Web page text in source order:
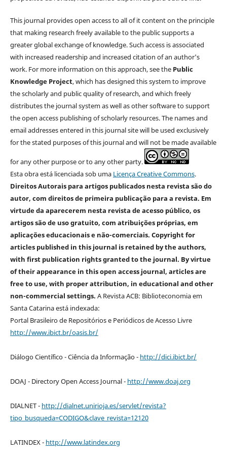
This journal provides open access to all of it content on the principle
that making research freely available to the public supports a
greater global exchange of knowledge. Such access is associated
with increased readership and increased citation of an author's
work. For more information on this approach, see the Public
Knowledge Project, which has designed this system to improve
the scholarly and public quality of research, and which freely
distributes the journal system as well as other software to support
the open access publishing of scholarly resources. The names and
email addresses entered in this journal site will be used exclusively
for the stated purposes of this journal and will not be made available
for any other purpose or to any other party.
Esta obra está licenciada sob uma Licença Creative Commons.
Direitos Autorais para artigos publicados nesta revista são do
autor, com direitos de primeira publicação para a revista. Em
virtude da aparecerem nesta revista de acesso público, os
artigos são de uso gratuito, com atribuições próprias, em
aplicações educacionais e não-comerciais. Copyright for
articles published in this journal is retained by the authors,
with first publication rights granted to the journal. By virtue
of their appearance in this open access journal, articles are
free to use, with proper attribution, in educational and other
non-commercial settings. A Revista ACB: Biblioteconomia em
Santa Catarina está indexada:
Portal Brasileiro de Repositórios e Periódicos de Acesso Livre
http://www.ibict.br/oasis.br/
Diálogo Científico - Ciência da Informação - http://dici.ibict.br/
DOAJ - Directory Open Access Journal - http://www.doaj.org
DIALNET - http://dialnet.unirioja.es/servlet/revista?
tipo_busqueda=CODIGO&clave_revista=12120
LATINDEX - http://www.latindex.org